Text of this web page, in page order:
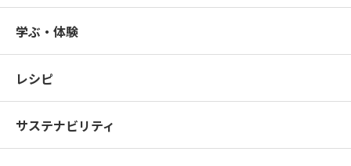
学ぶ・体験
レシピ
サステナビリティ